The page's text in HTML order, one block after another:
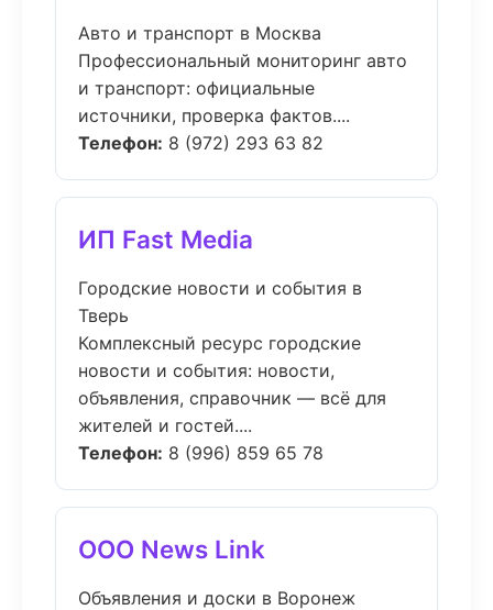
Авто и транспорт в Москва
Профессиональный мониторинг авто
и транспорт: официальные
источники, проверка фактов....
Телефон: 8 (972) 293 63 82
ИП Fast Media
Городские новости и события в
Тверь
Комплексный ресурс городские
новости и события: новости,
объявления, справочник — всё для
жителей и гостей....
Телефон: 8 (996) 859 65 78
ООО News Link
Объявления и доски в Воронеж